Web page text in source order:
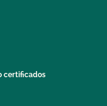
certificados